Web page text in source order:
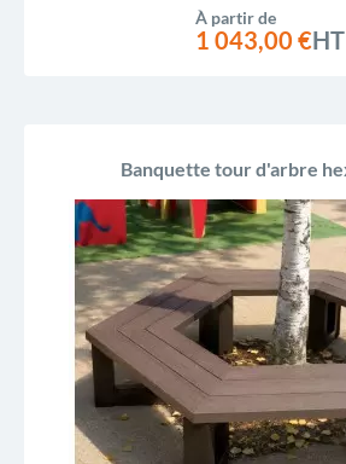
À partir de
1 043,00 €HT
Banquette tour d'arbre